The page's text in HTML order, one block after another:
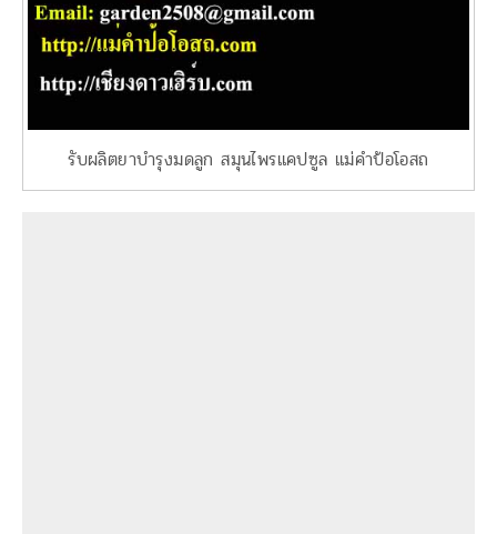
รับผลิตยาบำรุงมดลูก สมุนไพรแคปซูล แม่คำป้อโอสถ